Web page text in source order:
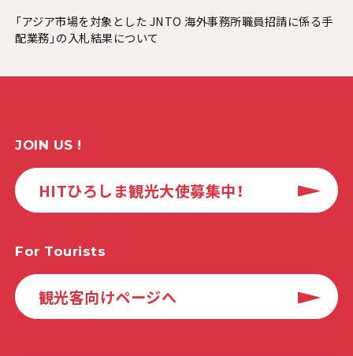
「アジア市場を対象とした JNTO 海外事務所職員招請に係る手
配業務」の入札結果について
JOIN US !
HITひろしま観光大使募集中！
For Tourists
観光客向けページへ